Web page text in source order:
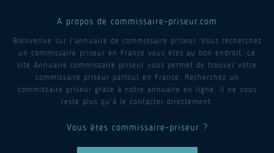
A propos de commissaire-priseur.com
Bienvenue sur l’annuaire de commissaire priseur. Vous recherchez
un commissaire priseur en France vous êtes au bon endroit. Le
site Annuaire commissaire priseur vous permet de trouver votre
commissaire priseur partout en France. Recherchez un
commissaire priseur grâce à notre annuaire en ligne, il ne vous
reste plus qu’à le contacter directement.
Vous êtes commissaire-priseur ?